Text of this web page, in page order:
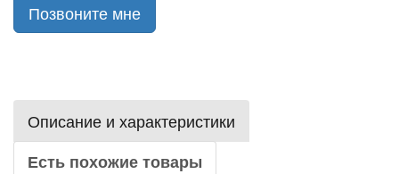
Позвоните мне
Описание и характеристики
Есть похожие товары